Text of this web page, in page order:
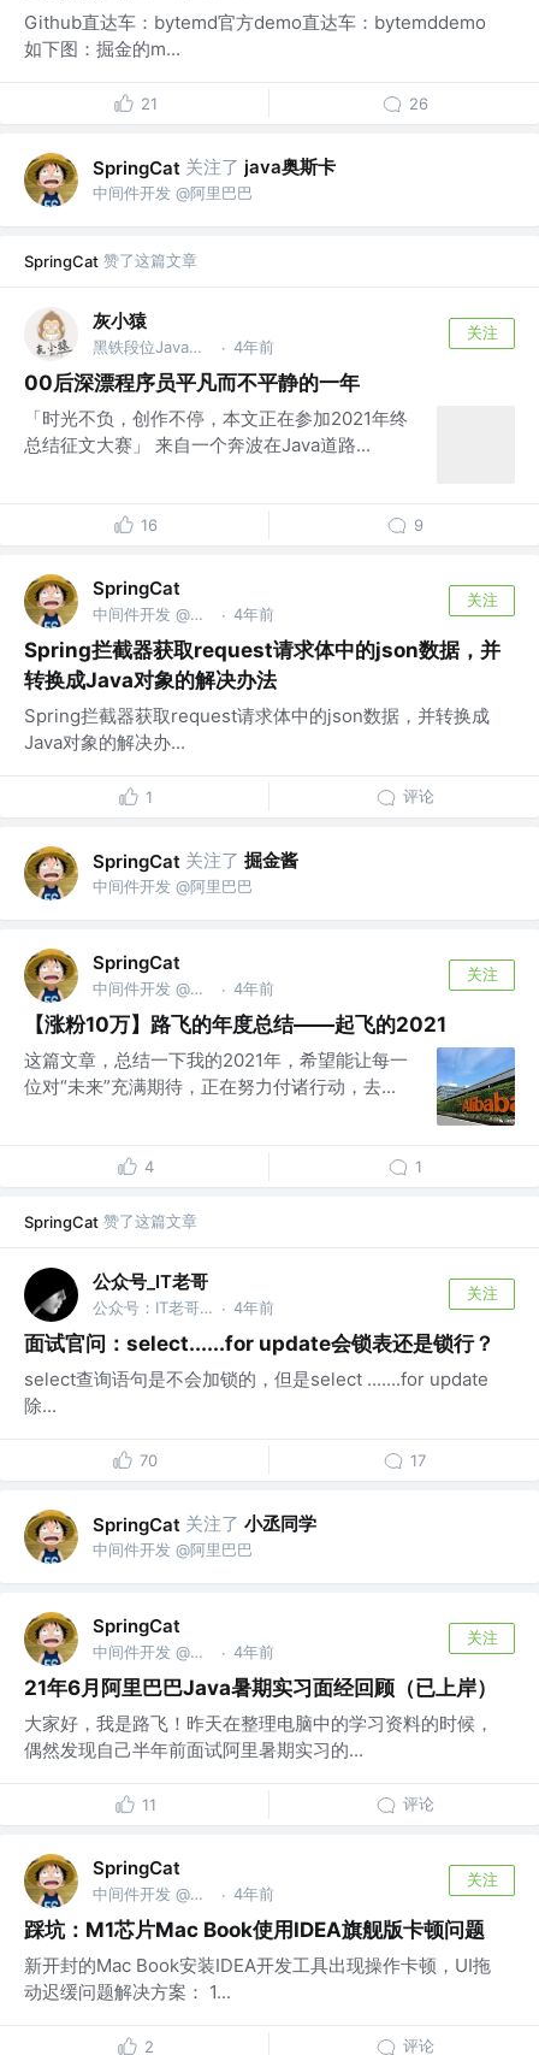
Github直达车：bytemd官方demo直达车：bytemddemo
如下图：掘金的m...
21 26
SpringCat 关注了 java奥斯卡
中间件开发 @阿里巴巴
SpringCat 赞了这篇文章
灰小猿
黑铁段位Java软件攻城狮 · 4年前
关注
00后深漂程序员平凡而不平静的一年
「时光不负，创作不停，本文正在参加2021年终
总结征文大赛」 来自一个奔波在Java道路...
16 9
SpringCat
中间件开发 @阿里巴巴 · 4年前
关注
Spring拦截器获取request请求体中的json数据，并
转换成Java对象的解决办法
Spring拦截器获取request请求体中的json数据，并转换成
Java对象的解决办...
1 评论
SpringCat 关注了 掘金酱
中间件开发 @阿里巴巴
SpringCat
中间件开发 @阿里巴巴 · 4年前
关注
【涨粉10万】路飞的年度总结——起飞的2021
这篇文章，总结一下我的2021年，希望能让每一
位对“未来”充满期待，正在努力付诸行动，去...
4 1
SpringCat 赞了这篇文章
公众号_IT老哥
公众号：IT老哥，获取300G Java资料 · 4年前
关注
面试官问：select......for update会锁表还是锁行？
select查询语句是不会加锁的，但是select .......for update
除...
70 17
SpringCat 关注了 小丞同学
中间件开发 @阿里巴巴
SpringCat
中间件开发 @阿里巴巴 · 4年前
关注
21年6月阿里巴巴Java暑期实习面经回顾（已上岸）
大家好，我是路飞！昨天在整理电脑中的学习资料的时候，
偶然发现自己半年前面试阿里暑期实习的...
11 评论
SpringCat
中间件开发 @阿里巴巴 · 4年前
关注
踩坑：M1芯片Mac Book使用IDEA旗舰版卡顿问题
新开封的Mac Book安装IDEA开发工具出现操作卡顿，UI拖
动迟缓问题解决方案： 1...
2 评论